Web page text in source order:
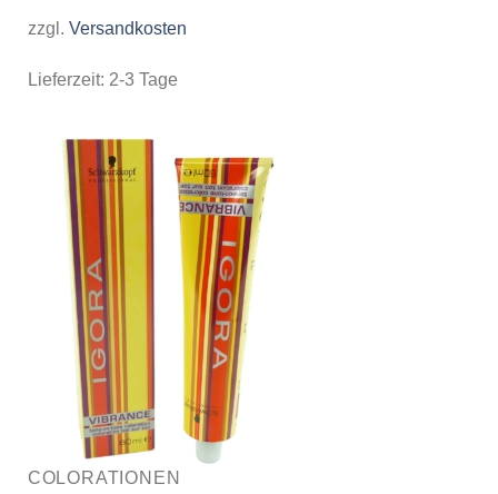
zzgl. Versandkosten
Lieferzeit: 2-3 Tage
COLORATIONEN